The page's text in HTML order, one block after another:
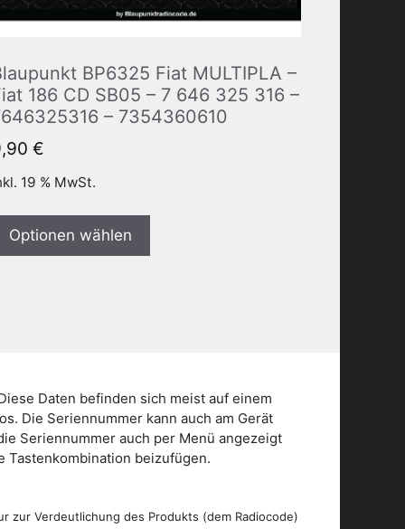
BP6325 Fiat MULTIPLA –
186 CD SB05 – 7 646 325 316 –
– 7354360610
€
19 % MwSt.
Optionen wählen
Daten befinden sich meist auf einem
Die Seriennummer kann auch am Gerät
Seriennummer auch per Menü angezeigt
Tastenkombination beizufügen.
zur Verdeutlichung des Produkts (dem Radiocode)